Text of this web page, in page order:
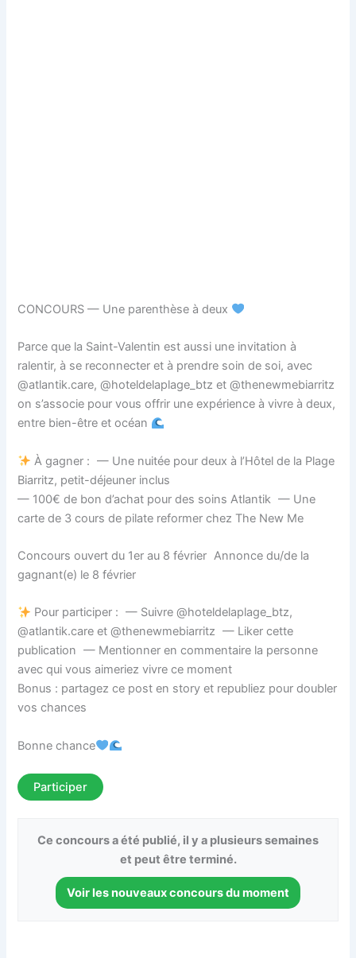
CONCOURS — Une parenthèse à deux
Parce que la Saint-Valentin est aussi une invitation à
ralentir, à se reconnecter et à prendre soin de soi, avec
@atlantik.care, @hoteldelaplage_btz et @thenewmebiarritz
on s’associe pour vous offrir une expérience à vivre à deux,
entre bien-être et océan
À gagner : — Une nuitée pour deux à l’Hôtel de la Plage
Biarritz, petit-déjeuner inclus
— 100€ de bon d’achat pour des soins Atlantik — Une
carte de 3 cours de pilate reformer chez The New Me
Concours ouvert du 1er au 8 février Annonce du/de la
gagnant(e) le 8 février
Pour participer : — Suivre @hoteldelaplage_btz,
@atlantik.care et @thenewmebiarritz — Liker cette
publication — Mentionner en commentaire la personne
avec qui vous aimeriez vivre ce moment
Bonus : partagez ce post en story et republiez pour doubler
vos chances
Bonne chance
Participer
Ce concours a été publié, il y a plusieurs semaines
et peut être terminé.
Voir les nouveaux concours du moment